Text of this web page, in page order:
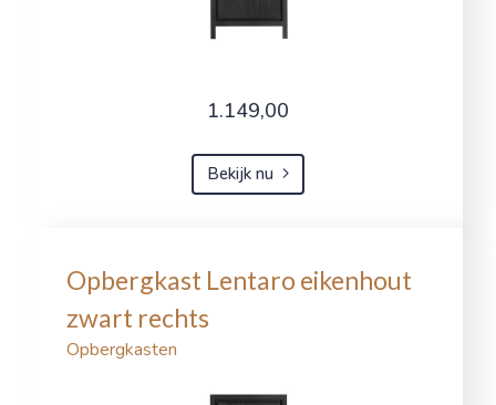
1.149,00
Bekijk nu
Opbergkast Lentaro eikenhout
zwart rechts
Opbergkasten